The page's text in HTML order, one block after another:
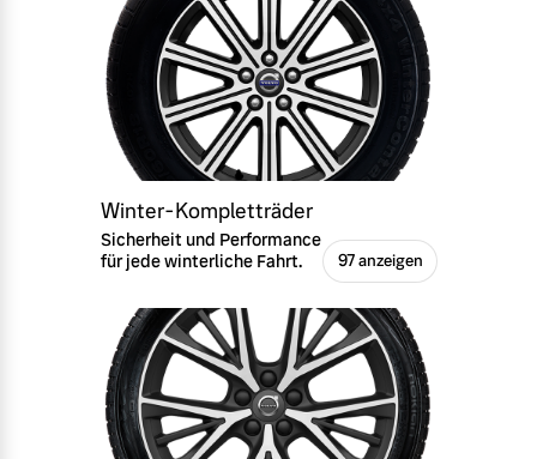
Winter-Kompletträder
Sicherheit und Performance
für jede winterliche Fahrt.
97 anzeigen